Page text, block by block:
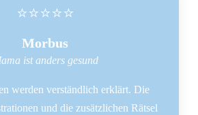
⭐⭐⭐⭐⭐
Morbus
ist anders gesund
werden verständlich erklärt. Die
und die zusätzlichen Rätsel